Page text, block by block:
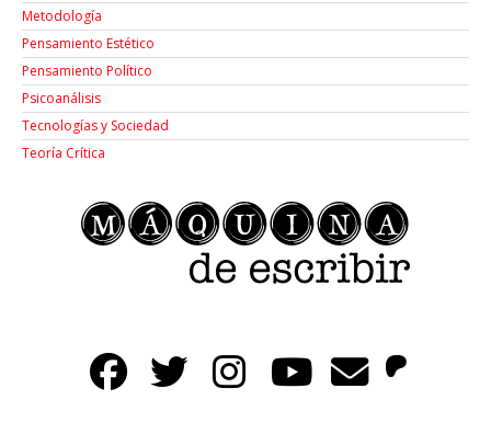
Metodología
Pensamiento Estético
Pensamiento Político
Psicoanálisis
Tecnologías y Sociedad
Teoría Crítica